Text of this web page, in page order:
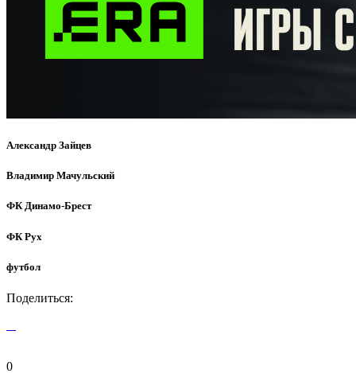
Александр Зайцев
Владимир Мачульский
ФК Динамо-Брест
ФК Рух
футбол
Поделиться:
0